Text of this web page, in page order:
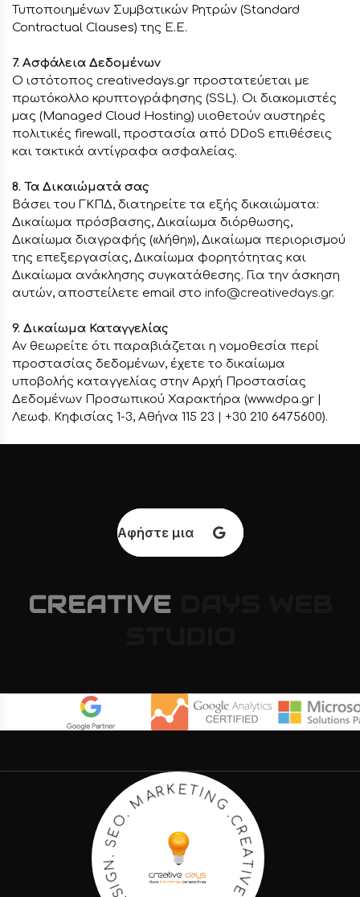
Τυποποιημένων Συμβατικών Ρητρών (Standard
Contractual Clauses) της Ε.Ε.
7. Ασφάλεια Δεδομένων
Ο ιστότοπος creativedays.gr προστατεύεται με
πρωτόκολλο κρυπτογράφησης (SSL). Οι διακομιστές
μας (Managed Cloud Hosting) υιοθετούν αυστηρές
πολιτικές firewall, προστασία από DDoS επιθέσεις
και τακτικά αντίγραφα ασφαλείας.
8. Τα Δικαιώματά σας
Βάσει του ΓΚΠΔ, διατηρείτε τα εξής δικαιώματα:
Δικαίωμα πρόσβασης, Δικαίωμα διόρθωσης,
Δικαίωμα διαγραφής («λήθη»), Δικαίωμα περιορισμού
της επεξεργασίας, Δικαίωμα φορητότητας και
Δικαίωμα ανάκλησης συγκατάθεσης. Για την άσκηση
αυτών, αποστείλετε email στο info@creativedays.gr.
9. Δικαίωμα Καταγγελίας
Αν θεωρείτε ότι παραβιάζεται η νομοθεσία περί
προστασίας δεδομένων, έχετε το δικαίωμα
υποβολής καταγγελίας στην Αρχή Προστασίας
Δεδομένων Προσωπικού Χαρακτήρα (www.dpa.gr |
Λεωφ. Κηφισίας 1-3, Αθήνα 115 23 | +30 210 6475600).
Αφήστε μια κριτική
CREATIVE
C
R
E
A
T
I
V
E
D
A
N
.
S
E
O
.
M
ARKETI N G.